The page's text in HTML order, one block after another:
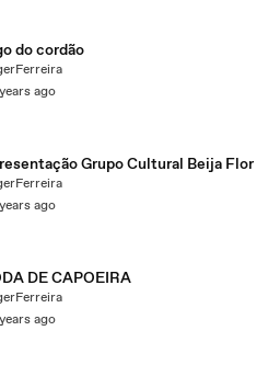
do cordão
ago
Grupo Cultural Beija Flor
ago
DE CAPOEIRA
ago